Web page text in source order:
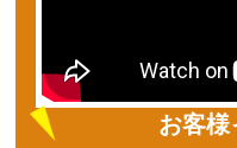
お客様